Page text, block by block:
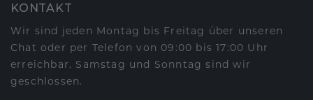
KONTAKT
Wir sind jeden Montag bis Freitag über unseren
Chat oder per Telefon von 09:00 bis 17:00 Uhr
erreichbar. Samstag und Sonntag sind wir
geschlossen.